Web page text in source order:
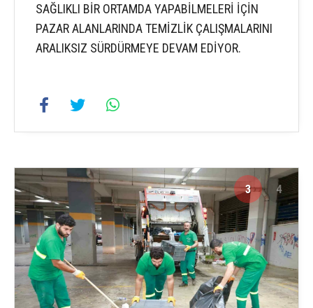
SAĞLIKLI BİR ORTAMDA YAPABİLMELERİ İÇİN
PAZAR ALANLARINDA TEMİZLİK ÇALIŞMALARINI
ARALIKSIZ SÜRDÜRMEYE DEVAM EDİYOR.
3 4